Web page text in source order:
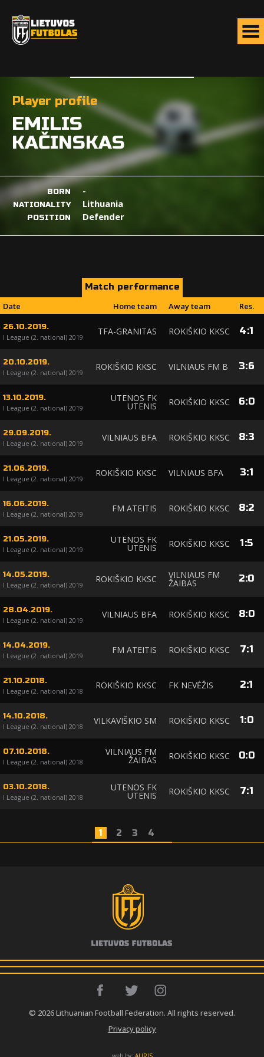
Player profile
EMILIS
KAČINSKAS
BORN -
NATIONALITY Lithuania
POSITION Defender
Match performance
Date
Home team Away team Res.
26.10.2019.
I League (2. national) 2019
TFA-GRANITAS ROKIŠKIO KKSC 4:1
20.10.2019.
I League (2. national) 2019
ROKIŠKIO KKSC VILNIAUS FM B 3:6
13.10.2019.
I League (2. national) 2019
UTENOS FK
UTENIS ROKIŠKIO KKSC 6:0
29.09.2019.
I League (2. national) 2019
VILNIAUS BFA ROKIŠKIO KKSC 8:3
21.06.2019.
I League (2. national) 2019
ROKIŠKIO KKSC VILNIAUS BFA 3:1
16.06.2019.
I League (2. national) 2019
FM ATEITIS ROKIŠKIO KKSC 8:2
21.05.2019.
I League (2. national) 2019
UTENOS FK
UTENIS ROKIŠKIO KKSC 1:5
14.05.2019.
I League (2. national) 2019
ROKIŠKIO KKSC VILNIAUS FM
ŽAIBAS 2:0
28.04.2019.
I League (2. national) 2019
VILNIAUS BFA ROKIŠKIO KKSC 8:0
14.04.2019.
I League (2. national) 2019
FM ATEITIS ROKIŠKIO KKSC 7:1
21.10.2018.
I League (2. national) 2018
ROKIŠKIO KKSC FK NEVĖŽIS 2:1
14.10.2018.
I League (2. national) 2018
VILKAVIŠKIO SM ROKIŠKIO KKSC 1:0
07.10.2018.
I League (2. national) 2018
VILNIAUS FM
ŽAIBAS ROKIŠKIO KKSC 0:0
03.10.2018.
I League (2. national) 2018
UTENOS FK
UTENIS ROKIŠKIO KKSC 7:1
1 2 3 4
© 2026 Lithuanian Football Federation. All rights reserved.
Privacy policy